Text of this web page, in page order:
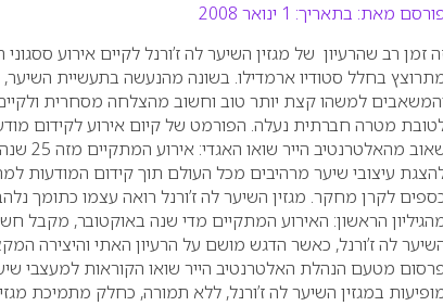
מאת: בתאריך: 1 ינואר 2008
זמן רב שהרעיון של מגזין השיער לה ז’ורנל לקיים אירוע
בחלל סטודיו ארמדילו. בשונה מהנעשה בתעשיית
למשהו קצת יותר טוב וחשוב מהצלחה מסחרית
מטרה חברתית נעלה. הפורמט של קיום אירוע לקידום
שאוב
עיצובי שיער מרהיבים מכל העולם תוך קידום המודעות
לקרן מחקר. מגזין השיער לה ז’ורנל רואה עצמו כתומך
הראשון: האירוע המתקיים מדי שנה באוקטובר, מקבל
לה ז’ורנל, כאשר הדגש מושם על הרעיון האתי והיצירה
מטעם הנהלת האלטרנטיב הייר שואו הקוראות למעצבי
במגזין השיער לה ז’ורנל, ללא תמורה, כחלק מתמיכת